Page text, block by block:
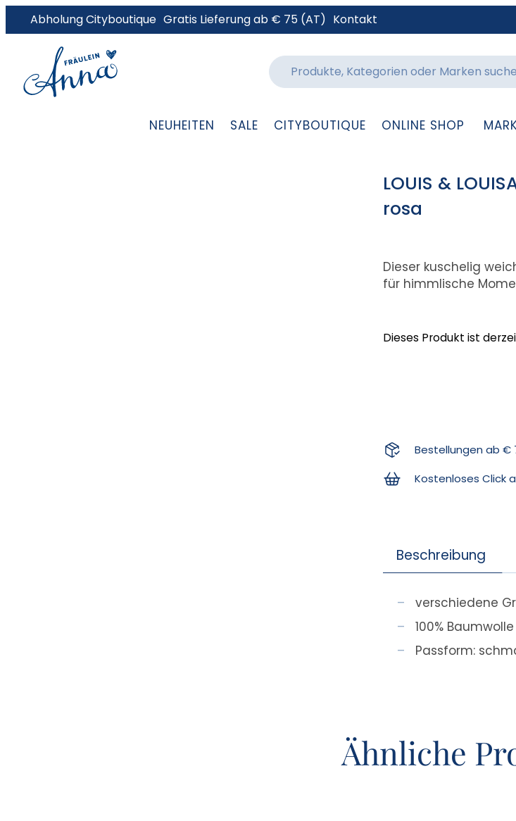
Abholung Cityboutique Gratis Lieferung ab € 75 (AT) Kontakt
NEUHEITEN SALE CITYBOUTIQUE ONLINE SHOP
LOUIS &
rosa
Dieser kuschelig
für himmlische
Dieses Produkt ist
Bestellungen ab €
Kostenloses Click
Beschreibung
verschiedene
100% Baumwolle
Passform:
Ähnliche